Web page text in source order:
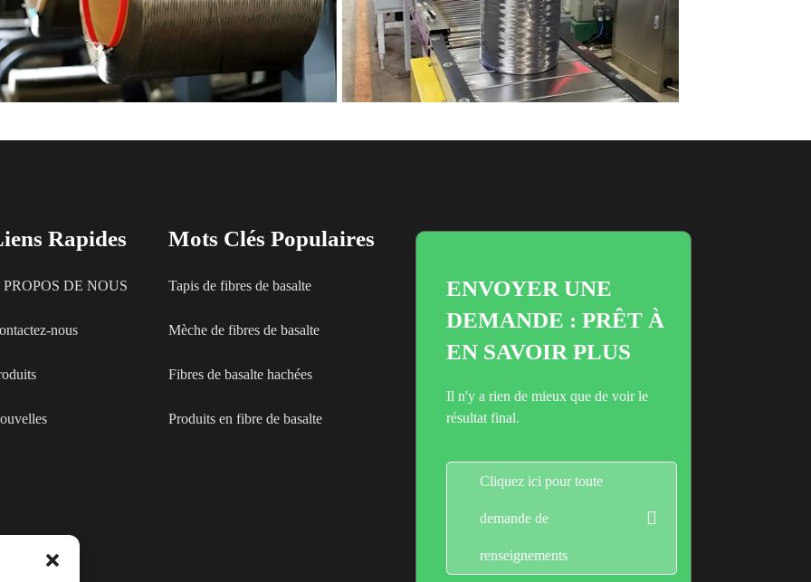
Rapides
PROPOS DE NOUS
nous
Mots Clés Populaires
Tapis de fibres de basalte
Mèche de fibres de basalte
Fibres de basalte hachées
Produits en fibre de basalte
ENVOYER UNE
DEMANDE : PRÊT À
EN SAVOIR PLUS
Il n'y a rien de mieux que de voir le
résultat final.
Cliquez ici pour toute
demande de
renseignements